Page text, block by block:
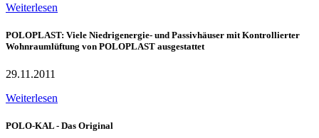
Weiterlesen
POLOPLAST: Viele Niedrigenergie- und Passivhäuser mit Kontrollierter
Wohnraumlüftung von POLOPLAST ausgestattet
29.11.2011
Weiterlesen
POLO-KAL - Das Original